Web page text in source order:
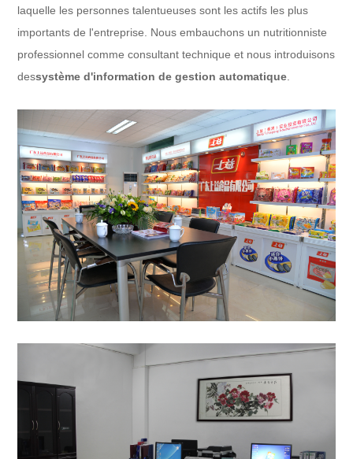
laquelle les personnes talentueuses sont les actifs les plus
importants de l'entreprise. Nous embauchons un nutritionniste
professionnel comme consultant technique et nous introduisons
dessystème d'information de gestion automatique.